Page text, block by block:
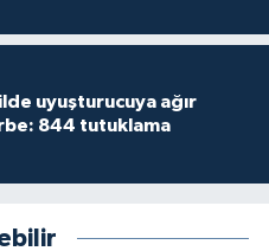
uyuşturucuya ağır
844 tutuklama